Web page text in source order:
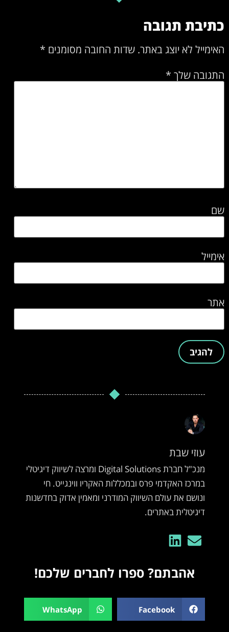
כתיבת תגובה
האימייל לא יוצג באתר. שדות החובה מסומנים *
התגובה שלך *
שם
אימייל
אתר
עוזי שבת
מנכ"ל חברת Digital Solutions ומרצה לשיווק דיגיטלי
במרכז האקדמי פרס ובמכללות האקריו ווינגייט. חי
ונושם את עולם השיווק המודרני ומאמין אדוק בחדשנות
דיגיטלית באתרים.
אהבתם? ספרו לחברים שלכם!
Facebook
WhatsApp